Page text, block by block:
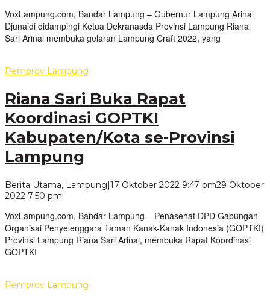
VoxLampung.com, Bandar Lampung – Gubernur Lampung Arinal
Djunaidi didampingi Ketua Dekranasda Provinsi Lampung Riana
Sari Arinal membuka gelaran Lampung Craft 2022, yang
Pemprov Lampung
Riana Sari Buka Rapat
Koordinasi GOPTKI
Kabupaten/Kota se-Provinsi
Lampung
Berita Utama, Lampung|17 Oktober 2022 9:47 pm29 Oktober
2022 7:50 pm
VoxLampung.com, Bandar Lampung – Penasehat DPD Gabungan
Organisai Penyelenggara Taman Kanak-Kanak Indonesia (GOPTKI)
Provinsi Lampung Riana Sari Arinal, membuka Rapat Koordinasi
GOPTKI
Pemprov Lampung